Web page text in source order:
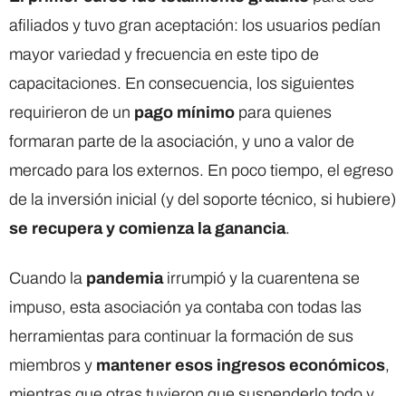
afiliados y tuvo gran aceptación: los usuarios pedían
mayor variedad y frecuencia en este tipo de
capacitaciones. En consecuencia, los siguientes
requirieron de un pago mínimo para quienes
formaran parte de la asociación, y uno a valor de
mercado para los externos. En poco tiempo, el egreso
de la inversión inicial (y del soporte técnico, si hubiere)
se recupera y comienza la ganancia.
Cuando la pandemiairrumpió y la cuarentena se
impuso, esta asociación ya contaba con todas las
herramientas para continuar la formación de sus
miembros y mantener esos ingresos económicos,